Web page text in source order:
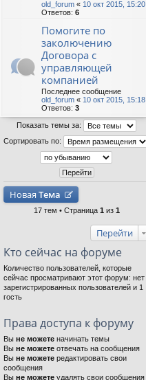
old_forum « 10 окт 2015, 15:20
Ответов: 6
Помогите по
заколючению
Договора с
управляющей
компанией
Последнее сообщение
old_forum « 10 окт 2015, 15:18
Ответов: 3
Показать темы за:
Сортировать по:
Новая Тема
17 тем • Страница 1 из 1
Перейти
Кто сейчас на форуме
Количество пользователей, которые
сейчас просматривают этот форум: нет
зарегистрированных пользователей и 1
гость
Права доступа к форуму
Вы не можете начинать темы
Вы не можете отвечать на сообщения
Вы не можете редактировать свои
сообщения
Вы не можете удалять свои сообщения